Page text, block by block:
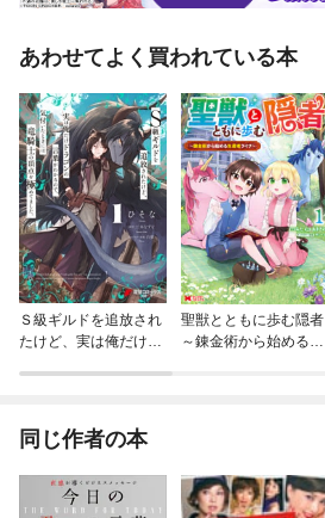
あわせてよく買われている本
Ｓ級ギルドを追放され
たけど、実は俺だけド
てました。
聖獣とともに歩む隠者
～錬金術から始める生
同じ作者の本